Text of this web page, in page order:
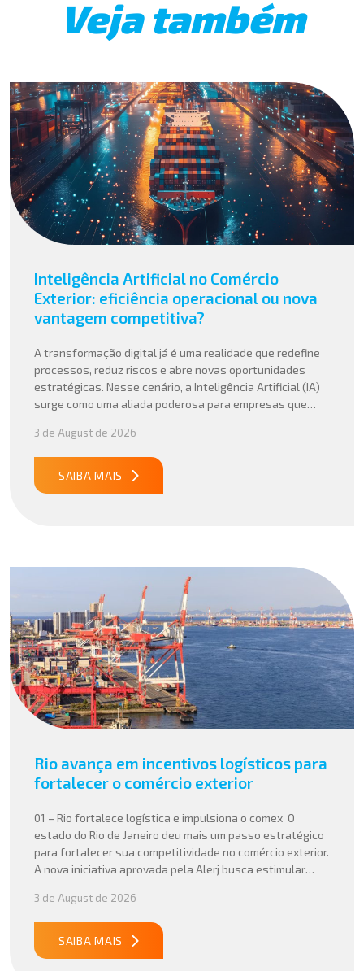
Veja também
Inteligência Artificial no Comércio
Exterior: eficiência operacional ou nova
vantagem competitiva?
A transformação digital já é uma realidade que redefine
processos, reduz riscos e abre novas oportunidades
estratégicas. Nesse cenário, a Inteligência Artificial (IA)
surge como uma aliada poderosa para empresas que
suas operações internacionais. Mais do que automatizar
tarefas, a IA vem sendo aplicada para interpretar dados
complexos, […]
3 de August de 2026
SAIBA MAIS
Rio avança em incentivos logísticos para
fortalecer o comércio exterior
01 – Rio fortalece logística e impulsiona o comex O
estado do Rio de Janeiro deu mais um passo estratégico
para fortalecer sua competitividade no comércio exterior.
A nova iniciativa aprovada pela Alerj busca estimular
para empresas que atuam com importação e exportação,
especialmente em setores que […]
3 de August de 2026
SAIBA MAIS